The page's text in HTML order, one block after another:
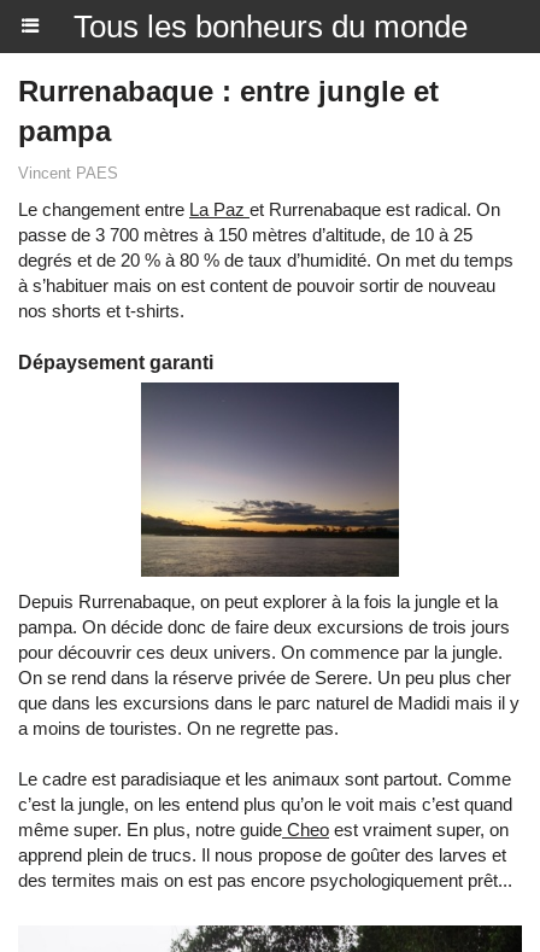
Tous les bonheurs du monde
Rurrenabaque : entre jungle et
pampa
Vincent PAES
Le changement entre La Paz et Rurrenabaque est radical. On
passe de 3 700 mètres à 150 mètres d’altitude, de 10 à 25
degrés et de 20 % à 80 % de taux d’humidité. On met du temps
à s’habituer mais on est content de pouvoir sortir de nouveau
nos shorts et t-shirts.
Dépaysement garanti
Depuis Rurrenabaque, on peut explorer à la fois la jungle et la
pampa. On décide donc de faire deux excursions de trois jours
pour découvrir ces deux univers. On commence par la jungle.
On se rend dans la réserve privée de Serere. Un peu plus cher
que dans les excursions dans le parc naturel de Madidi mais il y
a moins de touristes. On ne regrette pas.
Le cadre est paradisiaque et les animaux sont partout. Comme
c’est la jungle, on les entend plus qu’on le voit mais c’est quand
même super. En plus, notre guide Cheo est vraiment super, on
apprend plein de trucs. Il nous propose de goûter des larves et
des termites mais on est pas encore psychologiquement prêt...